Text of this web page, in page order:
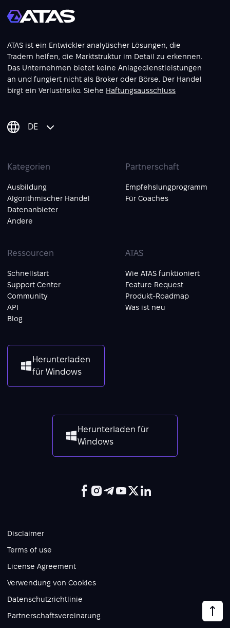
ATAS ist ein Entwickler analytischer Lösungen, die
Tradern helfen, die Marktstruktur im Detail zu erkennen.
Das Unternehmen bietet keine Anlagedienstleistungen
an und fungiert nicht als Broker oder Börse. Der Handel
birgt ein Verlustrisiko. Siehe Haftungsausschluss
DE
Kategorien
Ausbildung
Algorithmischer Handel
Datenanbieter
Andere
Partnerschaft
Empfehslungprogramm
Für Coaches
Ressourcen
Schnellstart
Support Center
Community
API
Blog
ATAS
Wie ATAS funktioniert
Feature Request
Produkt-Roadmap
Was ist neu
Herunterladen
für Windows
Herunterladen für
Windows
Disclaimer
Terms of use
License Agreement
Verwendung von Cookies
Datenschutzrichtlinie
Partnerschaftsvereinarung